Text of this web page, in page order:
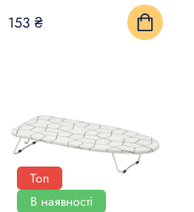
153 ₴
Топ
В наявності